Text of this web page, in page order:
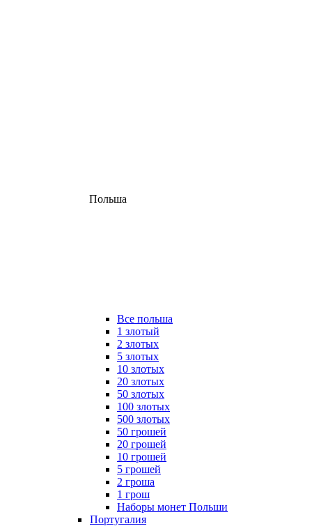
Польша
Все польша
1 злотый
2 злотых
5 злотых
10 злотых
20 злотых
50 злотых
100 злотых
500 злотых
50 грошей
20 грошей
10 грошей
5 грошей
2 гроша
1 грош
Наборы монет Польши
Португалия